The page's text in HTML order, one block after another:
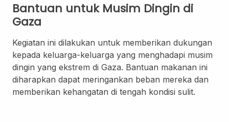
Bantuan untuk Musim Dingin di
Gaza
Kegiatan ini dilakukan untuk memberikan dukungan
kepada keluarga-keluarga yang menghadapi musim
dingin yang ekstrem di Gaza. Bantuan makanan ini
diharapkan dapat meringankan beban mereka dan
memberikan kehangatan di tengah kondisi sulit.